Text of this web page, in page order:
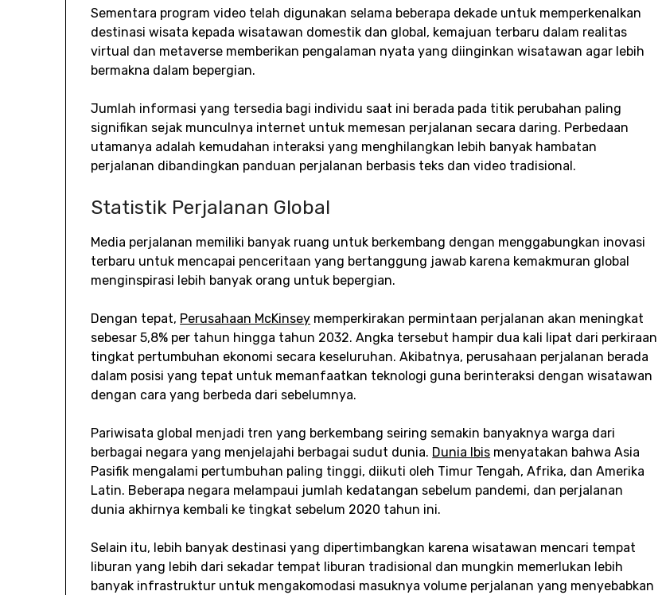
Sementara program video telah digunakan selama beberapa dekade untuk memperkenalkan
destinasi wisata kepada wisatawan domestik dan global, kemajuan terbaru dalam realitas
virtual dan metaverse memberikan pengalaman nyata yang diinginkan wisatawan agar lebih
bermakna dalam bepergian.
Jumlah informasi yang tersedia bagi individu saat ini berada pada titik perubahan paling
signifikan sejak munculnya internet untuk memesan perjalanan secara daring. Perbedaan
utamanya adalah kemudahan interaksi yang menghilangkan lebih banyak hambatan
perjalanan dibandingkan panduan perjalanan berbasis teks dan video tradisional.
Statistik Perjalanan Global
Media perjalanan memiliki banyak ruang untuk berkembang dengan menggabungkan inovasi
terbaru untuk mencapai penceritaan yang bertanggung jawab karena kemakmuran global
menginspirasi lebih banyak orang untuk bepergian.
Dengan tepat, Perusahaan McKinsey memperkirakan permintaan perjalanan akan meningkat
sebesar 5,8% per tahun hingga tahun 2032. Angka tersebut hampir dua kali lipat dari perkiraan
tingkat pertumbuhan ekonomi secara keseluruhan. Akibatnya, perusahaan perjalanan berada
dalam posisi yang tepat untuk memanfaatkan teknologi guna berinteraksi dengan wisatawan
dengan cara yang berbeda dari sebelumnya.
Pariwisata global menjadi tren yang berkembang seiring semakin banyaknya warga dari
berbagai negara yang menjelajahi berbagai sudut dunia. Dunia Ibis menyatakan bahwa Asia
Pasifik mengalami pertumbuhan paling tinggi, diikuti oleh Timur Tengah, Afrika, dan Amerika
Latin. Beberapa negara melampaui jumlah kedatangan sebelum pandemi, dan perjalanan
dunia akhirnya kembali ke tingkat sebelum 2020 tahun ini.
Selain itu, lebih banyak destinasi yang dipertimbangkan karena wisatawan mencari tempat
liburan yang lebih dari sekadar tempat liburan tradisional dan mungkin memerlukan lebih
banyak infrastruktur untuk mengakomodasi masuknya volume perjalanan yang menyebabkan